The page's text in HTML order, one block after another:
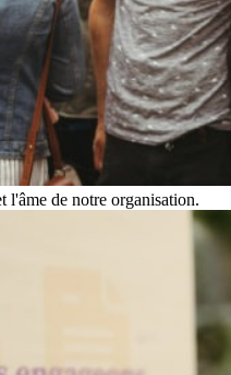
l'âme de notre organisation.